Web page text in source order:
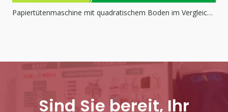
Papiertütenmaschine mit quadratischem Boden im Vergleich zu Papiertütenmaschine mit flachem Boden
Sind Sie bereit, Ihr